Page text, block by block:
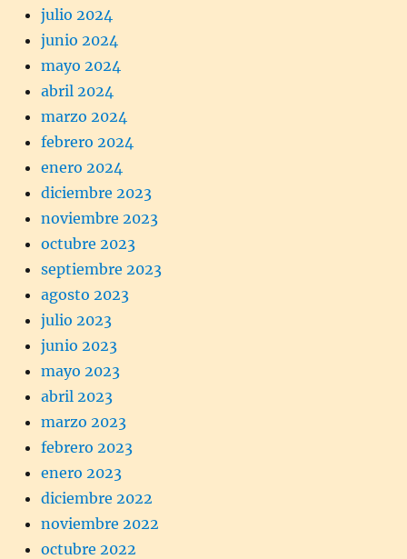
julio 2024
junio 2024
mayo 2024
abril 2024
marzo 2024
febrero 2024
enero 2024
diciembre 2023
noviembre 2023
octubre 2023
septiembre 2023
agosto 2023
julio 2023
junio 2023
mayo 2023
abril 2023
marzo 2023
febrero 2023
enero 2023
diciembre 2022
noviembre 2022
octubre 2022